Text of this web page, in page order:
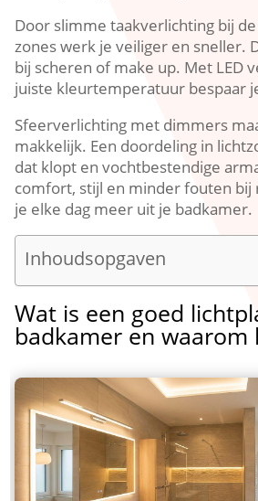
Door slimme taakverlichting bij
zones werk je veiliger en sneller.​
bij scheren of make up.​ Met LED
juiste kleurtemperatuur bespaar
Sfeerverlichting met dimmers
makkelijk.​ Een doordeling in
dat klopt en vochtbestendige
comfort, stijl en minder fouten bij
je elke dag meer uit je badkamer.​
Inhoudsopgaven
Wat is een goed
badkamer en waarom